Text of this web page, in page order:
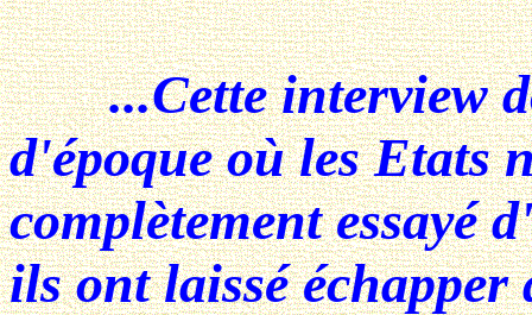
...Cette interview
d'époque où les Etats
complètement essayé
ils ont laissé échapper